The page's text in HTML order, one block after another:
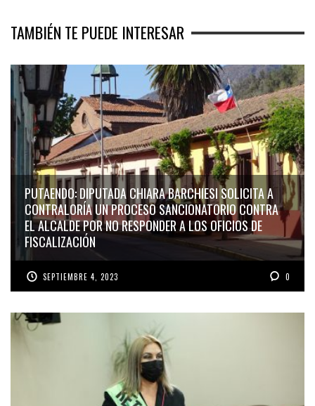
TAMBIÉN TE PUEDE INTERESAR
PUTAENDO: DIPUTADA CHIARA BARCHIESI SOLICITA A
CONTRALORÍA UN PROCESO SANCIONATORIO CONTRA
EL ALCALDE POR NO RESPONDER A LOS OFICIOS DE
FISCALIZACIÓN
SEPTIEMBRE 4, 2023 0